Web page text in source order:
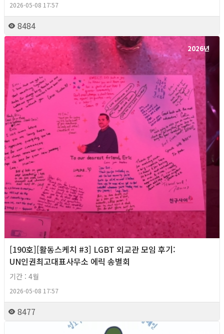
2026-05-08 17:57
8484
2026년
[190호][활동스케치 #3] LGBT 외교관 모임 후기:
UN인권최고대표사무소 에릭 송별회
기간 : 4월
2026-05-08 17:57
8477